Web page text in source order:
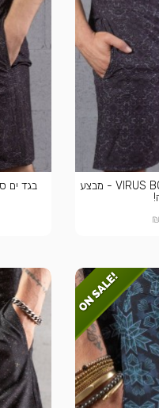
בגד ים סול VIRUS BOARDSHORTS - מבצע
₪